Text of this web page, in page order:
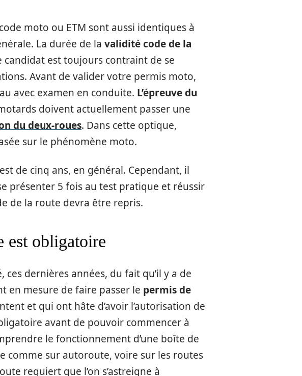
moto ou ETM sont aussi identiques à
La durée de la validité code de la
candidat est toujours contraint de se
Avant de valider votre permis moto,
avec examen en conduite. L’épreuve du
doivent actuellement passer une
du deux-roues. Dans cette optique,
sur le phénomène moto.
est de cinq ans, en général. Cependant, il
présenter 5 fois au test pratique et réussir
de la route devra être repris.
est obligatoire
ces dernières années, du fait qu’il y a de
en mesure de faire passer le permis de
et qui ont hâte d’avoir l’autorisation de
avant de pouvoir commencer à
le fonctionnement d’une boîte de
comme sur autoroute, voire sur les routes
requiert que l’on s’astreigne à